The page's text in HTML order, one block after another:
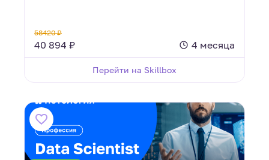
58420 ₽
40 894 ₽ 4 месяца
Перейти на Skillbox